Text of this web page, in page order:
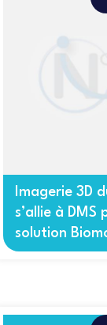
Imagerie 3D
s’allie à DMS
solution